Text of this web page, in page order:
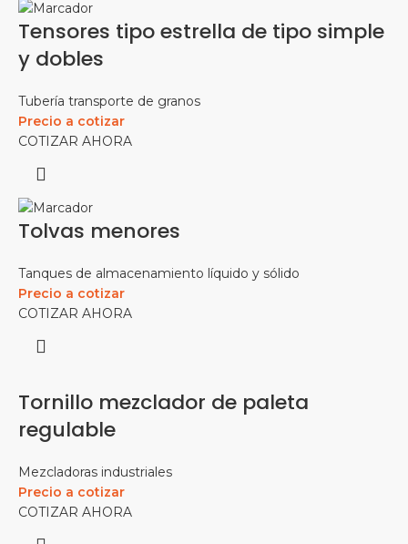
Tensores tipo estrella de tipo simple
y dobles
Tubería transporte de granos
Precio a cotizar
COTIZAR AHORA
Tolvas menores
Tanques de almacenamiento líquido y sólido
Precio a cotizar
COTIZAR AHORA
Tornillo mezclador de paleta
regulable
Mezcladoras industriales
Precio a cotizar
COTIZAR AHORA